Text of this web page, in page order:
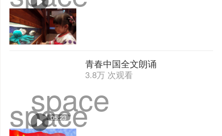
space
space
05:23
青春中国全文朗诵
3.8万 次观看